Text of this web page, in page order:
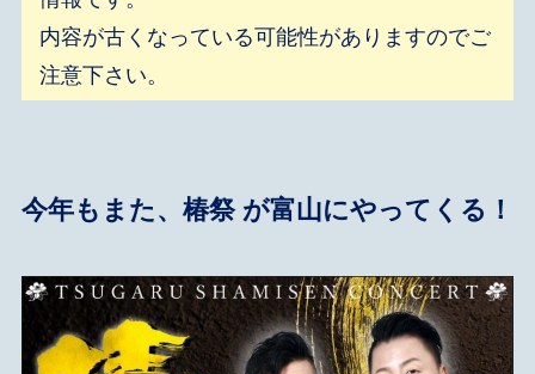
内容が古くなっている可能性がありますのでご
注意下さい。
今年もまた、椿祭 が富山にやってくる！